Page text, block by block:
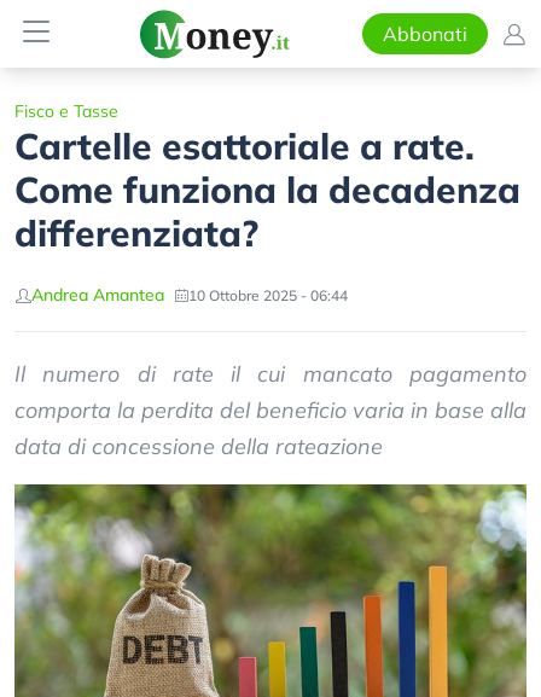
Abbonati
Fisco e Tasse
Cartelle esattoriale a rate.
Come funziona la decadenza
differenziata?
Andrea Amantea 10 Ottobre 2025 - 06:44
Il numero di rate il cui mancato pagamento
comporta la perdita del beneficio varia in base alla
data di concessione della rateazione